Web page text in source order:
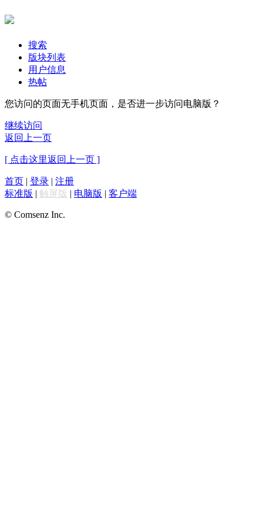
搜索
版块列表
用户信息
热帖
您访问的页面无手机页面，是否进一步访问电脑版？
继续访问
返回上一页
[ 点击这里返回上一页 ]
首页 | 登录 | 注册
标准版 | 触屏版 | 电脑版 | 客户端
© Comsenz Inc.